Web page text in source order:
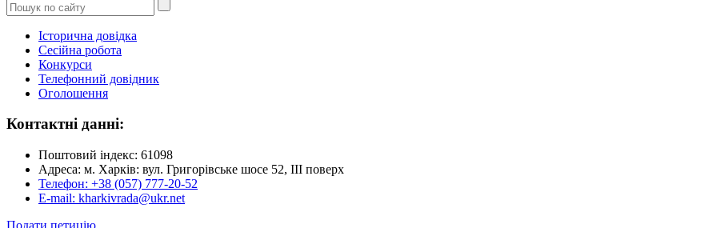
Історична довідка
Сесійна робота
Конкурси
Телефонний довідник
Оголошення
Контактні данні:
Поштовий індекс: 61098
Адреса: м. Харків: вул. Григорівське шосе 52, ІІІ поверх
Телефон: +38 (057) 777-20-52
E-mail: kharkivrada@ukr.net
Подати петицію